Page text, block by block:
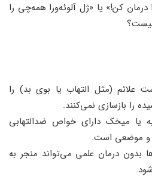
کن!» یا «ژل آلوئه‌ورا همه‌چی را
علائم (مثل التهاب یا بوی بد) را
را بازسازی نمی‌کنند.
یا میخک دارای خواص ضدالتهابی
و موضعی است.
بدون درمان علمی می‌تواند منجر به